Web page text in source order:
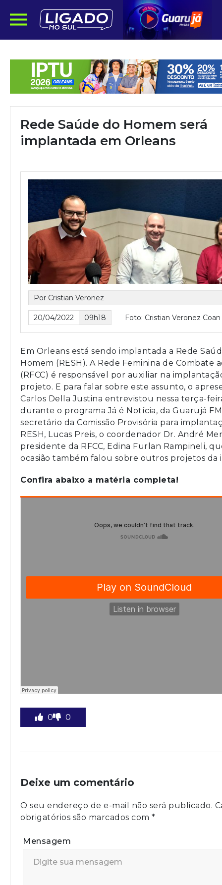
Rede Saúde do Homem será
implantada em Orleans
Por Cristian Veronez
20/04/2022 09h18 Foto: Cristian Veronez Coan
Em Orleans está sendo implantada a Rede
Homem (RESH). A Rede Feminina de Combate
(RFCC) é responsável por auxiliar na
projeto. E para falar sobre este assunto, o
Carlos Della Justina entrevistou nessa terça-
durante o programa Já é Notícia, da Guarujá
secretário da Comissão Provisória para
RESH, Lucas Preis, o coordenador Dr. André
presidente da RFCC, Edina Furlan Rampineli,
ocasião também falou sobre outros projetos da
Confira abaixo a matéria completa!
0 0
Deixe um comentário
O seu endereço de e-mail não será publicado.
obrigatórios são marcados com *
Mensagem